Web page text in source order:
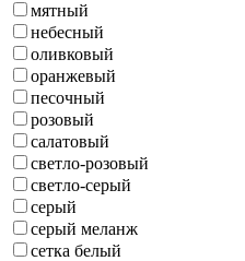
мятный
небесный
оливковый
оранжевый
песочный
розовый
салатовый
светло-розовый
светло-серый
серый
серый меланж
сетка белый